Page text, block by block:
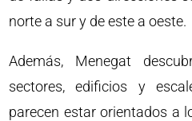
norte a sur y de este a oeste.
Además, Menegat
sectores, edificios y
parecen estar orientados a